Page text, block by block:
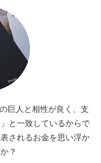
巨人と相性が良く、支
と一致しているからで
されるお金を思い浮か
？